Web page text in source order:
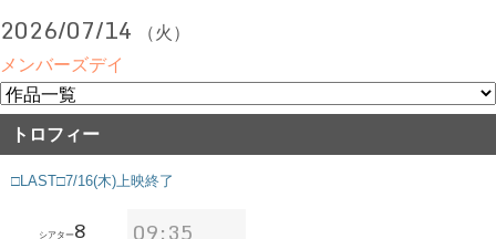
2026/07/14
（火）
メンバーズデイ
トロフィー
□LAST□7/16(木)上映終了
シアター8 09:35